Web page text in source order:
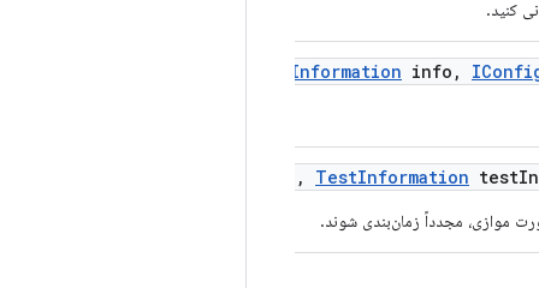
کنید.
Information info ,
, TestInformation test
موازی، مجدداً زمان‌بندی شوند.